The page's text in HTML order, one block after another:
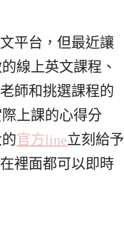
平台，但最近讓
線上英文課程、
師和挑選課程的
上課的心得分
官方line立刻給予
裡面都可以即時